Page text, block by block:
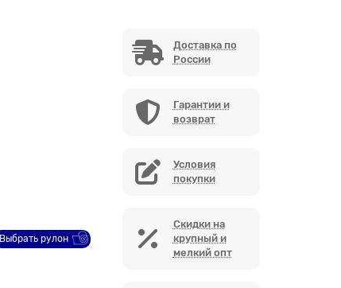
Выбрать рулон
Доставка по
России
Гарантии и
возврат
Условия
покупки
Скидки на
крупный и
мелкий опт